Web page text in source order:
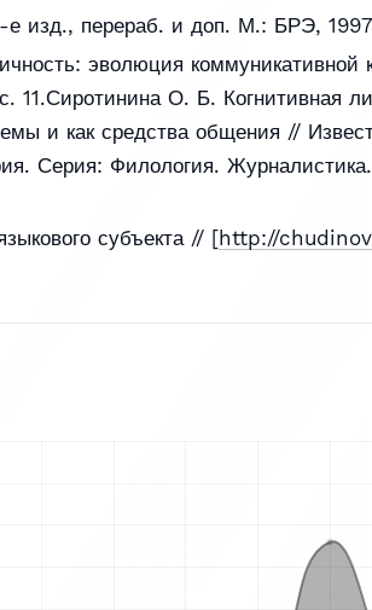
е изд., перераб. и доп. М.: БРЭ,
эволюция
О. Б. Когнитивная
и как средства общения //
Серия: Филология.
субъекта // [http://